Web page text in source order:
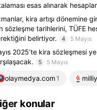
esas alınarak
kira artışı dönemine
sözleşme tarihlerini, TÜFE
belirtiyor.
4 5 Mayıs
2025’te kira sözleşmesi
5 5 Mayıs
olaymedya.com 1
konular